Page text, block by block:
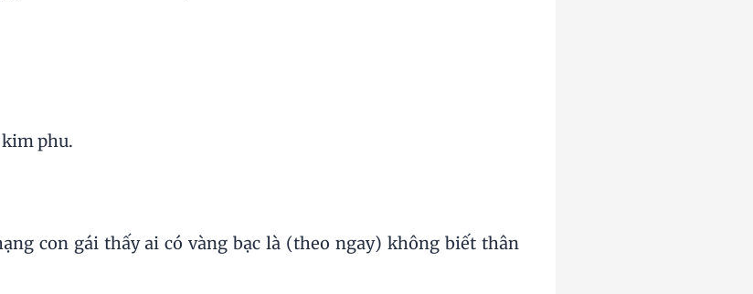
phu.
con gái thấy ai có vàng bạc là (theo ngay) không biết thân